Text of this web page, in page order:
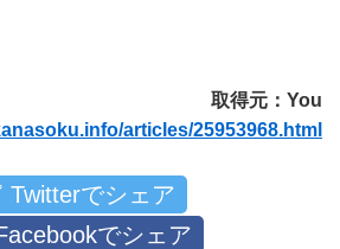
取得元：You
articles/25953968.html
Twitterでシェア
でシェア